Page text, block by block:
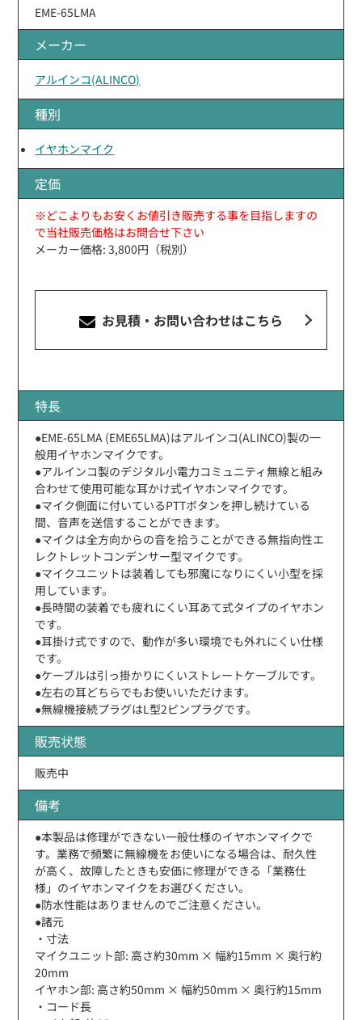
EME-65LMA
メーカー
アルインコ(ALINCO)
種別
イヤホンマイク
定価
※どこよりもお安くお値引き販売する事を目指しますの
で当社販売価格はお問合せ下さい
メーカー価格: 3,800円（税別）
お見積・お問い合わせはこちら
特長
●EME-65LMA (EME65LMA)はアルインコ(ALINCO)製の一
般用イヤホンマイクです。
●アルインコ製のデジタル小電力コミュニティ無線と組み
合わせて使用可能な耳かけ式イヤホンマイクです。
●マイク側面に付いているPTTボタンを押し続けている
間、音声を送信することができます。
●マイクは全方向からの音を拾うことができる無指向性エ
レクトレットコンデンサー型マイクです。
●マイクユニットは装着しても邪魔になりにくい小型を採
用しています。
●長時間の装着でも疲れにくい耳あて式タイプのイヤホン
です。
●耳掛け式ですので、動作が多い環境でも外れにくい仕様
です。
●ケーブルは引っ掛かりにくいストレートケーブルです。
●左右の耳どちらでもお使いいただけます。
●無線機接続プラグはL型2ピンプラグです。
販売状態
販売中
備考
●本製品は修理ができない一般仕様のイヤホンマイクで
す。業務で頻繁に無線機をお使いになる場合は、耐久性
が高く、故障したときも安価に修理ができる「業務仕
様」のイヤホンマイクをお選びください。
●防水性能はありませんのでご注意ください。
●諸元
・寸法
マイクユニット部: 高さ約30mm × 幅約15mm × 奥行約
20mm
イヤホン部: 高さ約50mm × 幅約50mm × 奥行約15mm
・コード長